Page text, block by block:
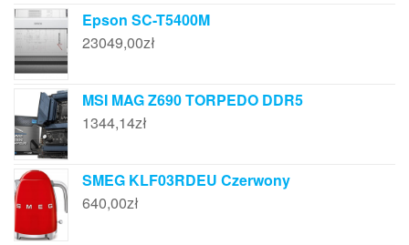
Epson SC-T5400M
23049,00zł
MSI MAG Z690 TORPEDO DDR5
1344,14zł
SMEG KLF03RDEU Czerwony
640,00zł